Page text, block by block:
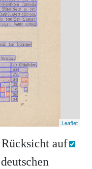
Leaflet
Rücksicht auf
deutschen